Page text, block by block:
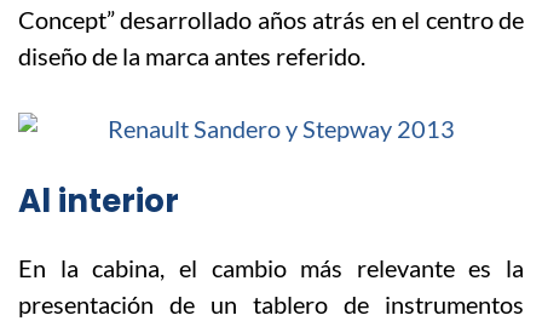
Concept” desarrollado años atrás en el centro de
diseño de la marca antes referido.
Al interior
En la cabina, el cambio más relevante es la
presentación de un tablero de instrumentos